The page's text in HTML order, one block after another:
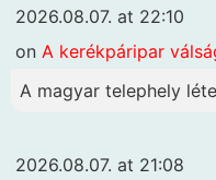
2026.08.07. at 22:10
on A kerékpáripar
A magyar telephely
2026.08.07. at 21:08